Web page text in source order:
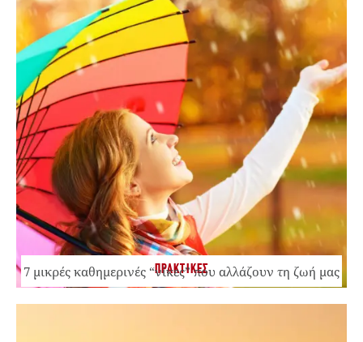
ΠΡΑΚΤΙΚΕΣ
7 μικρές καθημερινές “νίκες” που αλλάζουν τη ζωή μας